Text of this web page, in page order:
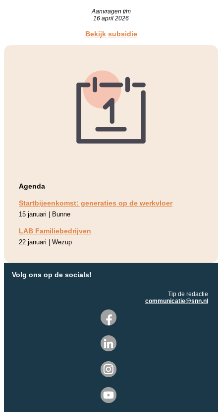
Aanvragen t/m
16 april 2026
Bekijk subsidie
Agenda
Startbijeenkomst: generaties op de werkvloer
15 januari | Bunne
LAB Familiebedrijven
22 januari | Wezup
Volg ons op de socials!
Tip de redactie
communicatie@snn.nl